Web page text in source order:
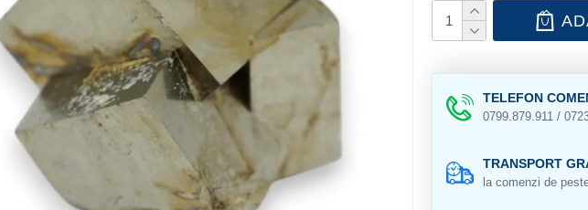
TELEFON
0799.879.911 /
TRANSPORT
la comenzi de